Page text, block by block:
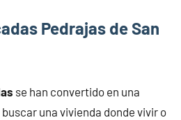
Pedrajas de San
se han convertido en una
una vivienda donde vivir o